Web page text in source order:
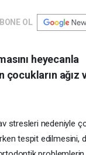
OL
heyecanla
ağız
stresleri nedeniyle
tespit edilmesini,